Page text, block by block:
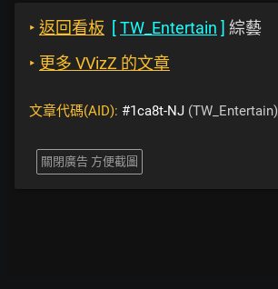
‣ 返回看板 [TW_Entertain ] 綜藝
‣ 更多 VVizZ 的文章
文章代碼(AID): #1ca8t-NJ (TW_Entertain)
關閉廣告 方便截圖